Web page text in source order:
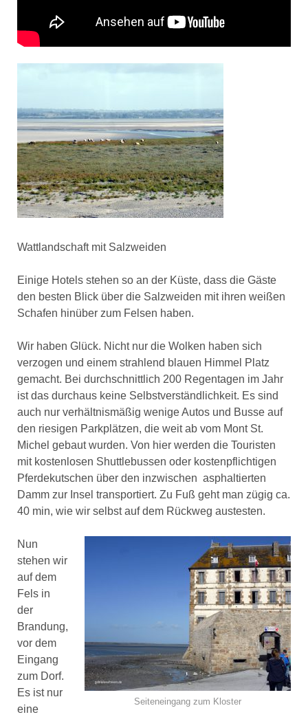
Wattlandschaft mit Salzweiden
Einige Hotels stehen so an der Küste, dass die Gäste
den besten Blick über die Salzweiden mit ihren weißen
Schafen hinüber zum Felsen haben.
Wir haben Glück. Nicht nur die Wolken haben sich
verzogen und einem strahlend blauen Himmel Platz
gemacht. Bei durchschnittlich 200 Regentagen im Jahr
ist das durchaus keine Selbstverständlichkeit. Es sind
auch nur verhältnismäßig wenige Autos und Busse auf
den riesigen Parkplätzen, die weit ab vom Mont St.
Michel gebaut wurden. Von hier werden die Touristen
mit kostenlosen Shuttlebussen oder kostenpflichtigen
Pferdekutschen über den inzwischen asphaltierten
Damm zur Insel transportiert. Zu Fuß geht man zügig ca.
40 min, wie wir selbst auf dem Rückweg austesten.
Seiteneingang zum Kloster
Nun
stehen wir
auf dem
Fels in
der
Brandung,
vor dem
Eingang
zum Dorf.
Es ist nur
eine